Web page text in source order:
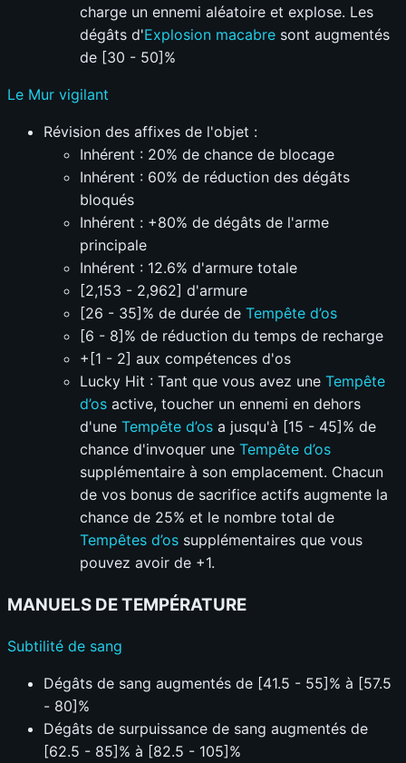
charge un ennemi aléatoire et explose. Les
dégâts d'Explosion macabre sont augmentés
de [30 - 50]%
Le Mur vigilant
Révision des affixes de l'objet :
Inhérent : 20% de chance de blocage
Inhérent : 60% de réduction des dégâts
bloqués
Inhérent : +80% de dégâts de l'arme
principale
Inhérent : 12.6% d'armure totale
[2,153 - 2,962] d'armure
[26 - 35]% de durée de Tempête d’os
[6 - 8]% de réduction du temps de recharge
+[1 - 2] aux compétences d'os
Lucky Hit : Tant que vous avez une Tempête
d’os active, toucher un ennemi en dehors
d'une Tempête d’os a jusqu'à [15 - 45]% de
chance d'invoquer une Tempête d’os
supplémentaire à son emplacement. Chacun
de vos bonus de sacrifice actifs augmente la
chance de 25% et le nombre total de
Tempêtes d’os supplémentaires que vous
pouvez avoir de +1.
MANUELS DE TEMPÉRATURE
Subtilité de sang
Dégâts de sang augmentés de [41.5 - 55]% à [57.5
- 80]%
Dégâts de surpuissance de sang augmentés de
[62.5 - 85]% à [82.5 - 105]%